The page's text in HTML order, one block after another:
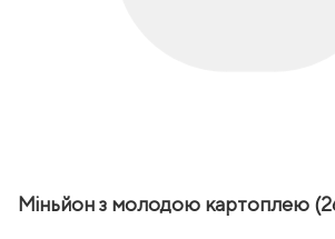
Міньйон з молодою картоплею